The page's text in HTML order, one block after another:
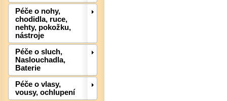
Péče o nohy,
chodidla, ruce,
nehty, pokožku,
nástroje
Péče o sluch,
Naslouchadla,
Baterie
Péče o vlasy,
vousy, ochlupení